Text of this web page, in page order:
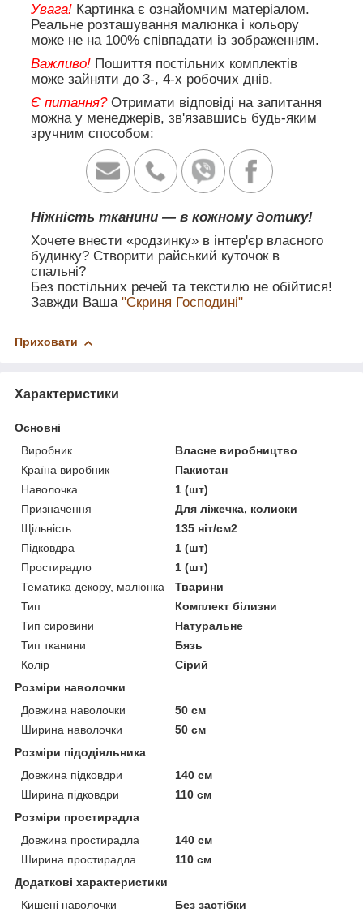
Увага! Картинка є ознайомчим матеріалом.
Реальне розташування малюнка і кольору
може не на 100% співпадати із зображенням.
Важливо! Пошиття постільних комплектів
може зайняти до 3-, 4-х робочих днів.
Є питання? Отримати відповіді на запитання
можна у менеджерів, зв'язавшись будь-яким
зручним способом:
Ніжність тканини — в кожному дотику!
Хочете внести «родзинку» в інтер'єр власного
будинку? Створити райський куточок в
спальні?
Без постільних речей та текстилю не обійтися!
Завжди Ваша "Скриня Господині"
Приховати
Характеристики
Основні
Виробник
Власне виробництво
Країна виробник
Пакистан
Наволочка
1 (шт)
Призначення
Для ліжечка, колиски
Щільність
135 ніт/см2
Підковдра
1 (шт)
Простирадло
1 (шт)
Тематика декору, малюнка
Тварини
Тип
Комплект білизни
Тип сировини
Натуральне
Тип тканини
Бязь
Колір
Сірий
Розміри наволочки
Довжина наволочки
50 см
Ширина наволочки
50 см
Розміри підодіяльника
Довжина підковдри
140 см
Ширина підковдри
110 см
Розміри простирадла
Довжина простирадла
140 см
Ширина простирадла
110 см
Додаткові характеристики
Кишені наволочки
Без застібки